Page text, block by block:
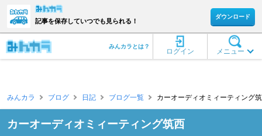
記事を保存していつでも見られる！
ダウンロード
メニュー
ログイン
みんカラとは？
みんカラ ブログ 日記 ブログ一覧 カーオーディオミィーティング
カーオーディオミィーティング筑西